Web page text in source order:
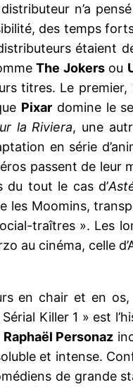
n’a
des temps
étaient
The Jokersou
titres. Le premier,
Pixardomine le
la Riviera, une
en série
passent de
du tout le cas d’
Moomins,
traîtres ».
au cinéma, celle
en chair et en
Killer 1 » est
Raphaël Personaz
et intense.
de grande